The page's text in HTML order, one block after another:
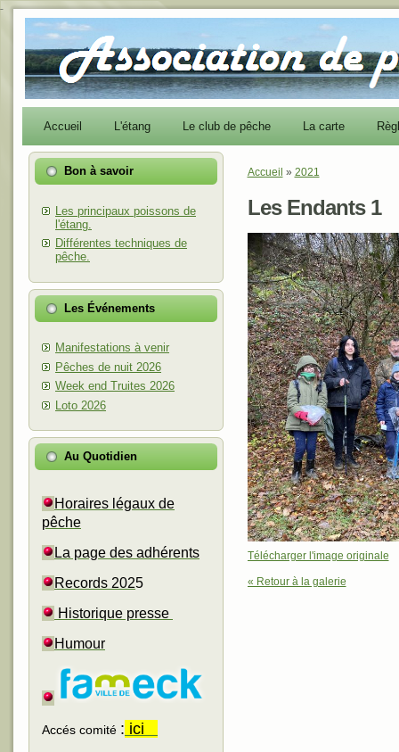
-
Accueil L'étang Le club de pêche La carte
Bon à savoir
Les principaux poissons de
l'étang.
Différentes techniques de
pêche.
Les Événements
Manifestations à venir
Pêches de nuit 2026
Week end Truites 2026
Loto 2026
Au Quotidien
Horaires légaux de
pêche
La page des adhérents
Records 2025
Historique presse
Humour
Accés comité : ici
Vous êtes ici
Accueil » 2021
Les Endants 1
Télécharger l'image originale
« Retour à la galerie